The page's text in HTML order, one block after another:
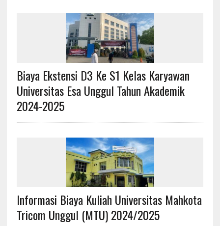
Biaya Ekstensi D3 Ke S1 Kelas Karyawan
Universitas Esa Unggul Tahun Akademik
2024-2025
Informasi Biaya Kuliah Universitas Mahkota
Tricom Unggul (MTU) 2024/2025